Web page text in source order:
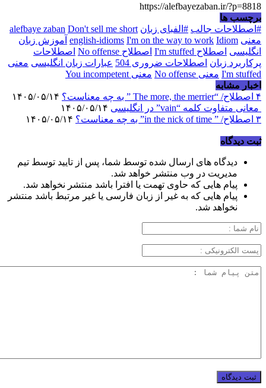
https://alefbayezaban.ir/?p=8818
برچسب ها
#اصطلاحات جالب #الفبای زبان alefbaye zaban Don't sell me short
معنی
english-idioms I'm on the way to work Idiom
آموزش زبان
انگلیسی اصطلاح I'm stuffed اصطلاح No offense
اصطلاحات
پرکاربرد زبان اصطلاحات ضروری 504 عبارات زبان انگلیسی معنی
I'm stuffed معنی No offense
معنی You incompetent
اخبار مشابه
۴ اصطلاح/ “The more, the merrier ” به چه معناست؟
معانی متفاوت کلمه “vain” در انگلیسی
۳ اصطلاح/ ” in the nick of time” به چه معناست؟
ثبت دیدگاه
دیدگاه های ارسال شده توسط شما، پس از تایید توسط تیم
مدیریت در وب منتشر خواهد شد.
پیام هایی که حاوی تهمت یا افترا باشد منتشر نخواهد شد.
پیام هایی که به غیر از زبان فارسی یا غیر مرتبط باشد منتشر
نخواهد شد.